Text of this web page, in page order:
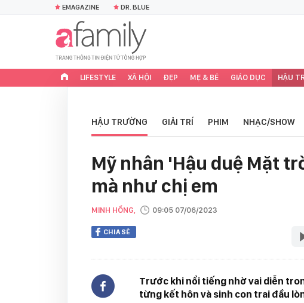
EMAGAZINE DR. BLUE
LIFESTYLE XÃ HỘI ĐẸP MẸ & BÉ GIÁO DỤC HẬU
HẬU TRƯỜNG GIẢI TRÍ PHIM NHẠC/SHOW
Mỹ nhân 'Hậu duệ Mặt
mà như chị em
MINH HỒNG, 09:05 07/06/2023
CHIA SẺ
Trước khi nổi tiếng nhờ vai diễn
từng kết hôn và sinh con trai đầu